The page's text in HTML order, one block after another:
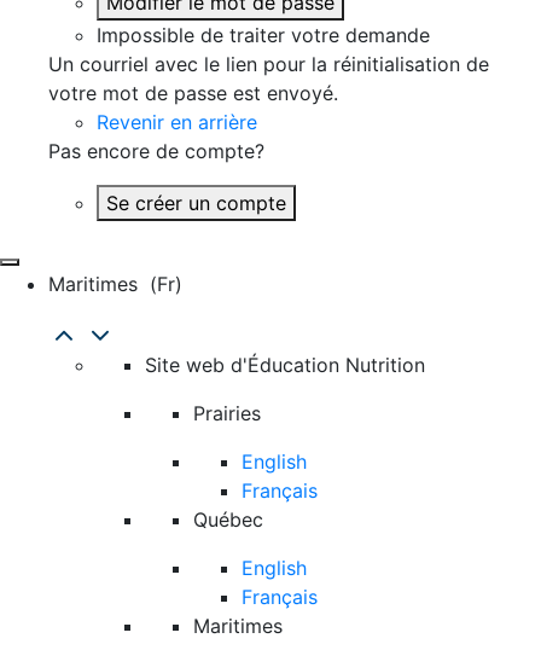
Impossible de traiter votre demande
Un courriel avec le lien pour la réinitialisation de
votre mot de passe est envoyé.
Revenir en arrière
Pas encore de compte?
Se créer un compte
Maritimes (fr)
Site web d'Éducation Nutrition
Prairies
English
Français
Québec
English
Français
Maritimes